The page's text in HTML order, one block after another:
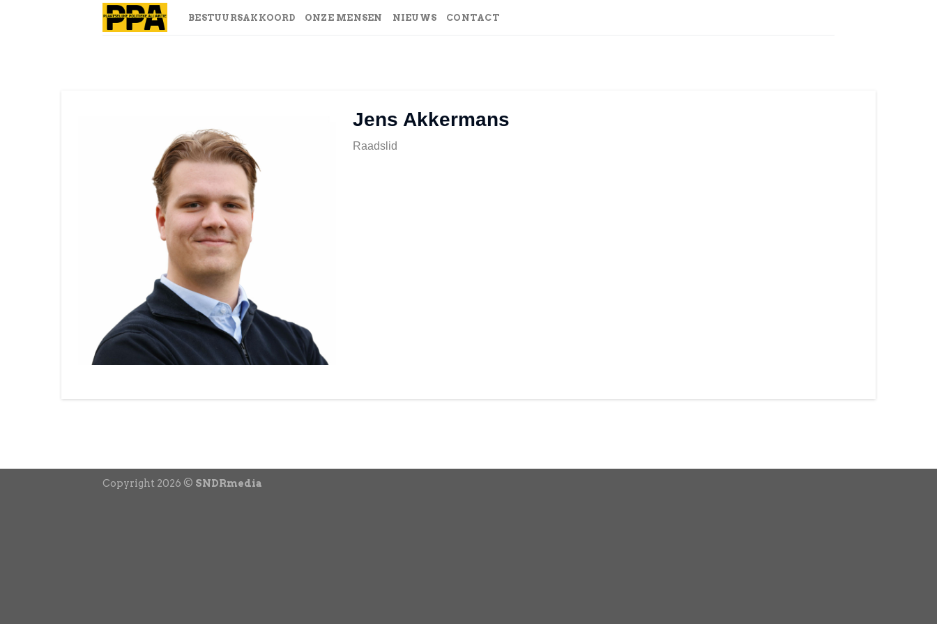
BESTUURSAKKOORD ONZE MENSEN NIEUWS CONTACT
Jens Akkermans
Raadslid
Copyright 2026 © SNDRmedia